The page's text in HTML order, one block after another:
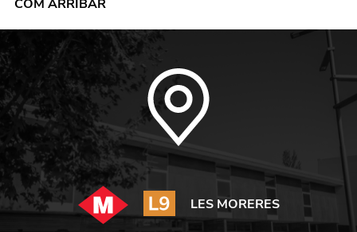
COM ARRIBAR
LES MORERES